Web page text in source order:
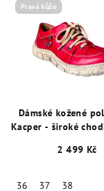
Pravá kůže
Dámské kožené
Kacper - široké
2 499 Kč
36 37
38